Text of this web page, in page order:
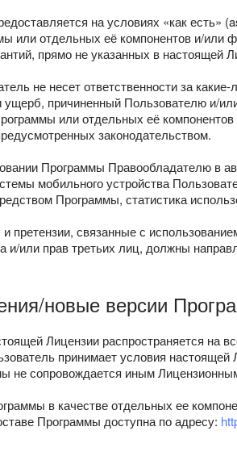
на условиях «как есть»
или отдельных её компонентов и/или
прямо не указанных в настоящей
не несет ответственности за
причиненный Пользователю и/
или отдельных её
законодательством.
Программы Правообладателю в
мобильного устройства
Программы, статистика
претензии, связанные с
и/или прав третьих лиц, должны
новые версии
Лицензии распространяется на
принимает условия
не сопровождается иным
в качестве отдельных ее
Программы доступна по адресу: